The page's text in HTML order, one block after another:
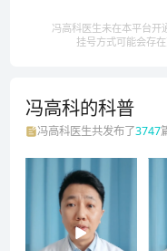
冯高科医生未在本平台开
挂号方式可能会存
冯高科的科普
冯高科医生共发布了3747